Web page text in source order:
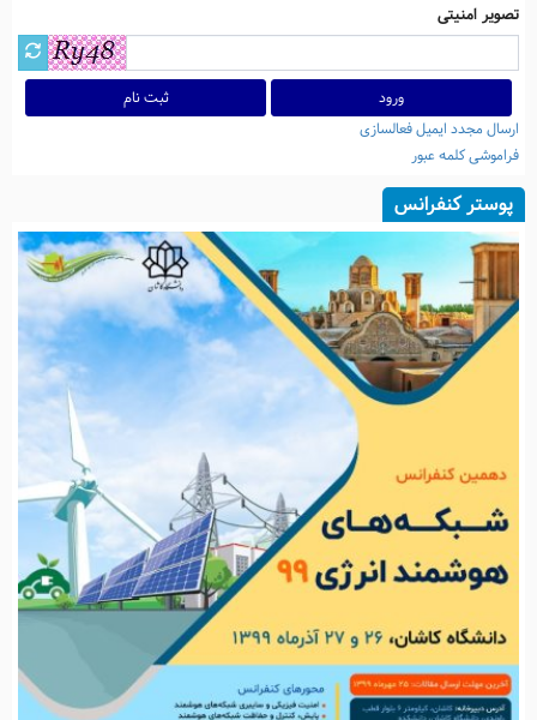
تصویر امنیتی
ثبت نام
ارسال مجدد ایمیل فعالسازی
فراموشی کلمه عبور
پوستر کنفرانس